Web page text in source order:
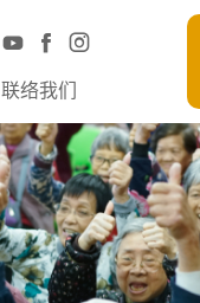
联络我们